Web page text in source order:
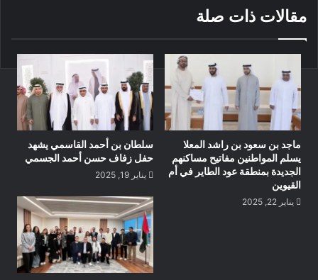
مقالات ذات صلة
ماجد بن سعود بن راشد المعلا
يسلم المواطنين مفاتيح مساكنهم
الجديدة بمنطقة عود الطاير في أم
القيوين
يناير 22, 2025
سلطان بن أحمد القاسمي يشهد
حفل زفاف حسن أحمد الجسمي
يناير 19, 2025